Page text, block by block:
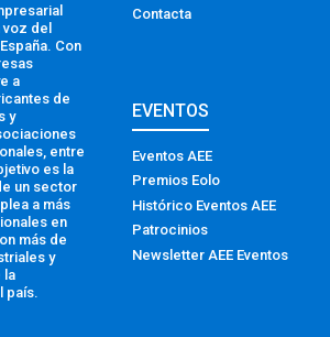
voz del
Con
a
de
y
entre
es la
un sector
a más
en
más de
y
la
país.
Contacta
EVENTOS
Eventos AEE
Premios Eolo
Histórico Eventos AEE
Patrocinios
Newsletter AEE Eventos